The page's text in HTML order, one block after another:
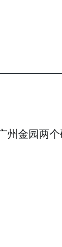
州金园两